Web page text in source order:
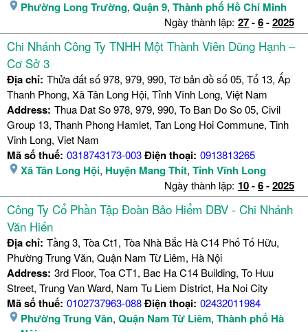
Phường Long Trường, Quận 9, Thành phố Hồ Chí Minh
Ngày thành lập: 27-6-2025
Chi Nhánh Công Ty TNHH Một Thành Viên Dũng Hạnh –
Cơ Sở 3
Địa chỉ: Thửa đất số 978, 979, 990, Tờ bản đồ số 05, Tổ 13, Ấp
Thanh Phong, Xã Tân Long Hội, Tỉnh Vĩnh Long, Việt Nam
Address: Thua Dat So 978, 979, 990, To Ban Do So 05, Civil
Group 13, Thanh Phong Hamlet, Tan Long Hoi Commune, Tinh
Vinh Long, Viet Nam
Mã số thuế: 0318743173-003Điện thoại: 0913813265
Xã Tân Long Hội, Huyện Mang Thít, Tỉnh Vĩnh Long
Ngày thành lập: 10-6-2025
Công Ty Cổ Phần Tập Đoàn Bảo Hiểm DBV - Chi Nhánh
Văn Hiến
Địa chỉ: Tầng 3, Tòa Ct1, Tòa Nhà Bắc Hà C14 Phố Tố Hữu,
Phường Trung Văn, Quận Nam Từ Liêm, Hà Nội
Address: 3rd Floor, Toa CT1, Bac Ha C14 Building, To Huu
Street, Trung Van Ward, Nam Tu Liem District, Ha Noi City
Mã số thuế: 0102737963-088Điện thoại: 02432011984
Phường Trung Văn, Quận Nam Từ Liêm, Thành phố Hà